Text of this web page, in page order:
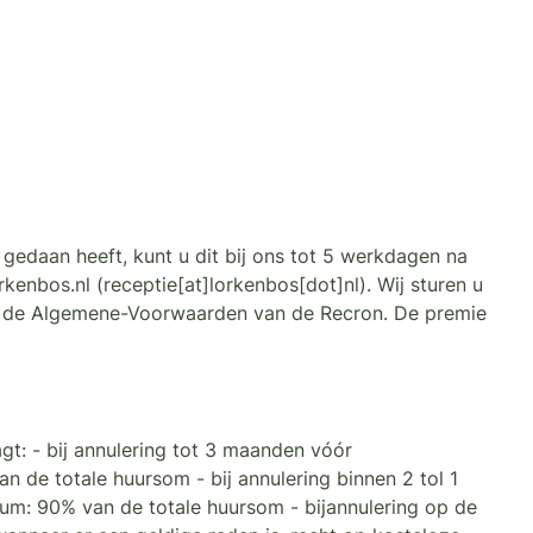
heeft, kunt u dit bij ons tot 5 werkdagen na
.nl (receptie[at]lorkenbos[dot]nl). Wij sturen u
Algemene-Voorwaarden van de Recron. De premie
- bij annulering tot 3 maanden vóór
de totale huursom - bij annulering binnen 2 tol 1
90% van de totale huursom - bijannulering op de